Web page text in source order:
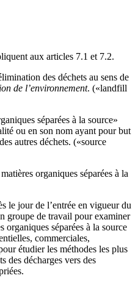
aux articles 7.1 et 7.2.
des déchets au sens de
de l’environnement. («landfill
séparées à la source»
ou en son nom ayant pour but
autres déchets. («source
organiques séparées à la
le jour de l’entrée en vigueur du
groupe de travail pour examiner
organiques séparées à la source
commerciales,
étudier les méthodes les plus
des décharges vers des
.